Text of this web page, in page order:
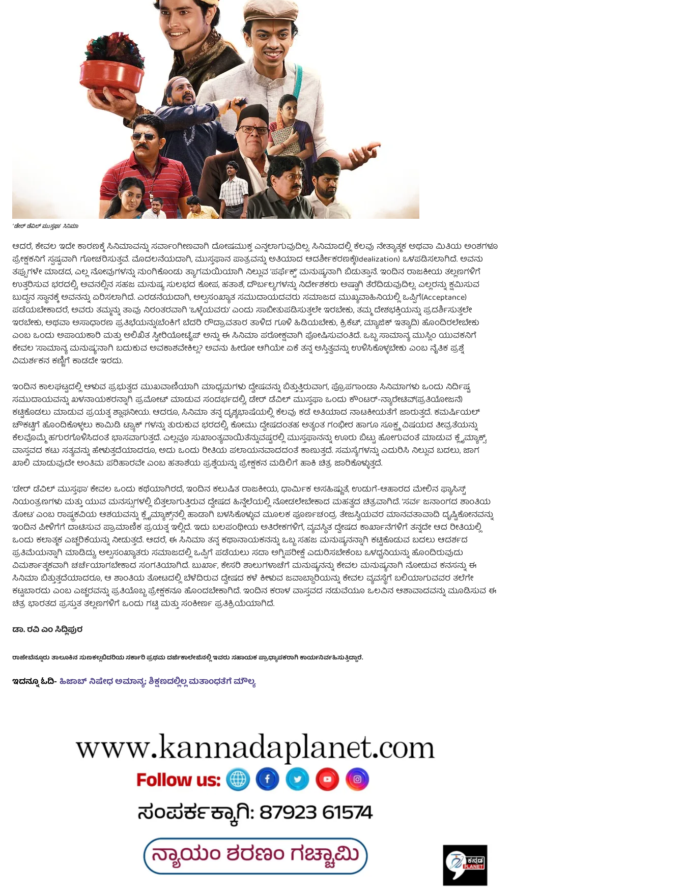
‘ಡೇರ್ ಡೆವಿಲ್ ಮುಸ್ತಫಾ’ ಸಿನಿಮಾ
ಆದರೆ, ಕೇವಲ ಇದೇ ಕಾರಣಕ್ಕೆ ಸಿನಿಮಾವನ್ನು ಸರ್ವಾಂಗೀಣವಾಗಿ ದೋಷಮುಕ್ತ ಎನ್ನಲಾಗುವುದಿಲ್ಲ. ಸಿನಿಮಾದಲ್ಲಿ ಕೆಲವು ನೇತ್ಯಾತ್ಮಕ ಅಥವಾ ಮಿತಿಯ ಅಂಶಗಳೂ
ಪ್ರೇಕ್ಷಕನಿಗೆ ಸ್ಪಷ್ಟವಾಗಿ ಗೋಚರಿಸುತ್ತವೆ. ಮೊದಲನೆಯದಾಗಿ, ಮುಸ್ತಫಾನ ಪಾತ್ರವನ್ನು ಅತಿಯಾದ ಆದರ್ಶೀಕರಣಕ್ಕೆ(Idealization) ಒಳಪಡಿಸಲಾಗಿದೆ. ಅವನು
ತಪ್ಪುಗಳೇ ಮಾಡದ, ಎಲ್ಲ ನೋವುಗಳನ್ನು ನುಂಗಿಕೊಂಡು ತ್ಯಾಗಮಯಿಯಾಗಿ ನಿಲ್ಲುವ ‘ಪರ್ಫೆಕ್ಟ್’ ಮನುಷ್ಯನಾಗಿ ಬಿಡುತ್ತಾನೆ. ಇಂದಿನ ರಾಜಕೀಯ ತಲ್ಲಣಗಳಿಗೆ
ಉತ್ತರಿಸುವ ಭರದಲ್ಲಿ, ಅವನಲ್ಲಿನ ಸಹಜ ಮನುಷ್ಯ ಸುಲಭದ ಕೋಪ, ಹತಾಶೆ, ದೌರ್ಬಲ್ಯಗಳನ್ನು ನಿರ್ದೇಶಕರು ಅಷ್ಟಾಗಿ ತೆರೆದಿಡುವುದಿಲ್ಲ. ಎಲ್ಲರನ್ನು ಕ್ಷಮಿಸುವ
ಬುದ್ಧನ ಸ್ಥಾನಕ್ಕೆ ಅವನನ್ನು ಏರಿಸಲಾಗಿದೆ. ಎರಡನೆಯದಾಗಿ, ಅಲ್ಪಸಂಖ್ಯಾತ ಸಮುದಾಯದವರು ಸಮಾಜದ ಮುಖ್ಯವಾಹಿನಿಯಲ್ಲಿ ಒಪ್ಪಿಗೆ(Acceptance)
ಪಡೆಯಬೇಕಾದರೆ, ಅವರು ತಮ್ಮನ್ನು ತಾವು ನಿರಂತರವಾಗಿ ‘ಒಳ್ಳೆಯವರು’ ಎಂದು ಸಾಬೀತುಪಡಿಸುತ್ತಲೇ ಇರಬೇಕು, ತಮ್ಮ ದೇಶಭಕ್ತಿಯನ್ನು ಪ್ರದರ್ಶಿಸುತ್ತಲೇ
ಇರಬೇಕು, ಅಥವಾ ಅಸಾಧಾರಣ ಪ್ರತಿಭೆಯನ್ನು(ಬೆಂಕಿಗೆ ಬೆದರಿ ರೌದ್ರಾವತಾರ ತಾಳಿದ ಗೂಳಿ ಹಿಡಿಯಬೇಕು, ಕ್ರಿಕೆಟ್, ಮ್ಯಾಜಿಕ್ ಇತ್ಯಾದಿ) ಹೊಂದಿರಲೇಬೇಕು
ಎಂಬ ಒಂದು ಅಪಾಯಕಾರಿ ಮತ್ತು ಅಲಿಖಿತ ಸ್ಟೀರಿಯೋಟೈಪ್ ಅನ್ನು ಈ ಸಿನಿಮಾ ಪರೋಕ್ಷವಾಗಿ ಪೋಷಿಸುವಂತಿದೆ. ಒಬ್ಬ ಸಾಮಾನ್ಯ ಮುಸ್ಲಿಂ ಯುವಕನಿಗೆ
ಕೇವಲ ‘ಸಾಮಾನ್ಯ ಮನುಷ್ಯ’ನಾಗಿ ಬದುಕುವ ಅವಕಾಶವೇಕಿಲ್ಲ? ಅವನು ಹೀರೋ ಆಗಿಯೇ ಏಕೆ ತನ್ನ ಅಸ್ತಿತ್ವವನ್ನು ಉಳಿಸಿಕೊಳ್ಳಬೇಕು ಎಂಬ ನೈತಿಕ ಪ್ರಶ್ನೆ
ವಿಮರ್ಶಕನ ಕಣ್ಣಿಗೆ ಕಾಡದೇ ಇರದು.
ಇಂದಿನ ಕಾಲಘಟ್ಟದಲ್ಲಿ ಆಳುವ ಪ್ರಭುತ್ವದ ಮುಖವಾಣಿಯಾಗಿ ಮಾಧ್ಯಮಗಳು ದ್ವೇಷವನ್ನು ಬಿತ್ತುತ್ತಿರುವಾಗ, ಪ್ರೊಪಗಾಂಡಾ ಸಿನಿಮಾಗಳು ಒಂದು ನಿರ್ದಿಷ್ಟ
ಸಮುದಾಯವನ್ನು ಖಳನಾಯಕರನ್ನಾಗಿ ಪ್ರಮೋಟ್ ಮಾಡುವ ಸಂದರ್ಭದಲ್ಲಿ, ಡೇರ್ ಡೆವಿಲ್ ಮುಸ್ತಫಾ ಒಂದು ಕೌಂಟರ್-ನ್ಯಾರೇಟಿವ್(ಪ್ರತಿಯೋಜನೆ)
ಕಟ್ಟಿಕೊಡಲು ಮಾಡುವ ಪ್ರಯತ್ನ ಶ್ಲಾಘನೀಯ. ಆದರೂ, ಸಿನಿಮಾ ತನ್ನ ದೃಶ್ಯಭಾಷೆಯಲ್ಲಿ ಕೆಲವು ಕಡೆ ಅತಿಯಾದ ನಾಟಕೀಯತೆಗೆ ಜಾರುತ್ತದೆ. ಕಮರ್ಷಿಯಲ್
ಚೌಕಟ್ಟಿಗೆ ಹೊಂದಿಕೊಳ್ಳಲು ಕಾಮಿಡಿ ಟ್ರ್ಯಾಕ್ ಗಳನ್ನು ತುರುಕುವ ಭರದಲ್ಲಿ, ಕೋಮು ದ್ವೇಷದಂತಹ ಅತ್ಯಂತ ಗಂಭೀರ ಹಾಗೂ ಸೂಕ್ಷ್ಮ ವಿಷಯದ ತೀವ್ರತೆಯನ್ನು
ಕೆಲವೊಮ್ಮೆ ಹಗುರಗೊಳಿಸಿದಂತೆ ಭಾಸವಾಗುತ್ತದೆ. ಎಲ್ಲವೂ ಸುಖಾಂತ್ಯವಾಯಿತೆನ್ನುವಷ್ಟರಲ್ಲಿ ಮುಸ್ತಫಾನನ್ನು ಊರು ಬಿಟ್ಟು ಹೋಗುವಂತೆ ಮಾಡುವ ಕ್ಲೈಮ್ಯಾಕ್ಸ್,
ವಾಸ್ತವದ ಕಟು ಸತ್ಯವನ್ನು ಹೇಳುತ್ತದೆಯಾದರೂ, ಅದು ಒಂದು ರೀತಿಯ ಪಲಾಯನವಾದದಂತೆ ಕಾಣುತ್ತದೆ. ಸಮಸ್ಯೆಗಳನ್ನು ಎದುರಿಸಿ ನಿಲ್ಲುವ ಬದಲು, ಜಾಗ
ಖಾಲಿ ಮಾಡುವುದೇ ಅಂತಿಮ ಪರಿಹಾರವೇ ಎಂಬ ಹತಾಶೆಯ ಪ್ರಶ್ನೆಯನ್ನು ಪ್ರೇಕ್ಷಕನ ಮಡಿಲಿಗೆ ಹಾಕಿ ಚಿತ್ರ ಜಾರಿಕೊಳ್ಳುತ್ತದೆ.
‘ಡೇರ್ ಡೆವಿಲ್ ಮುಸ್ತಫಾ’ ಕೇವಲ ಒಂದು ಕಥೆಯಾಗಿರದೆ, ಇಂದಿನ ಕಲುಷಿತ ರಾಜಕೀಯ, ಧಾರ್ಮಿಕ ಅಸಹಿಷ್ಣುತೆ, ಉಡುಗೆ-ಆಹಾರದ ಮೇಲಿನ ಫ್ಯಾಸಿಸ್ಟ್
ನಿಯಂತ್ರಣಗಳು ಮತ್ತು ಯುವ ಮನಸ್ಸುಗಳಲ್ಲಿ ಬಿತ್ತಲಾಗುತ್ತಿರುವ ದ್ವೇಷದ ಹಿನ್ನೆಲೆಯಲ್ಲಿ ನೋಡಲೇಬೇಕಾದ ಮಹತ್ವದ ಚಿತ್ರವಾಗಿದೆ. ‘ಸರ್ವ ಜನಾಂಗದ ಶಾಂತಿಯ
ತೋಟ’ ಎಂಬ ರಾಷ್ಟ್ರಕವಿಯ ಆಶಯವನ್ನು ಕ್ಲೈಮ್ಯಾಕ್ಸ್‌ನಲ್ಲಿ ಹಾಡಾಗಿ ಬಳಸಿಕೊಳ್ಳುವ ಮೂಲಕ ಪೂರ್ಣಚಂದ್ರ ತೇಜಸ್ವಿಯವರ ಮಾನವತಾವಾದಿ ದೃಷ್ಟಿಕೋನವನ್ನು
ಇಂದಿನ ಪೀಳಿಗೆಗೆ ದಾಟಿಸುವ ಪ್ರಾಮಾಣಿಕ ಪ್ರಯತ್ನ ಇಲ್ಲಿದೆ. ಇದು ಬಲಪಂಥೀಯ ಅತಿರೇಕಗಳಿಗೆ, ವ್ಯವಸ್ಥಿತ ದ್ವೇಷದ ಕಾರ್ಖಾನೆಗಳಿಗೆ ತನ್ನದೇ ಆದ ರೀತಿಯಲ್ಲಿ
ಒಂದು ಕಲಾತ್ಮಕ ಎಚ್ಚರಿಕೆಯನ್ನು ನೀಡುತ್ತದೆ. ಆದರೆ, ಈ ಸಿನಿಮಾ ತನ್ನ ಕಥಾನಾಯಕನನ್ನು ಒಬ್ಬ ಸಹಜ ಮನುಷ್ಯನನ್ನಾಗಿ ಕಟ್ಟಿಕೊಡುವ ಬದಲು ಆದರ್ಶದ
ಪ್ರತಿಮೆಯನ್ನಾಗಿ ಮಾಡಿದ್ದು, ಅಲ್ಪಸಂಖ್ಯಾತರು ಸಮಾಜದಲ್ಲಿ ಒಪ್ಪಿಗೆ ಪಡೆಯಲು ಸದಾ ಅಗ್ನಿಪರೀಕ್ಷೆ ಎದುರಿಸಬೇಕೆಂಬ ಒಳಧ್ವನಿಯನ್ನು ಹೊಂದಿರುವುದು
ವಿಮರ್ಶಾತ್ಮಕವಾಗಿ ಚರ್ಚೆಯಾಗಬೇಕಾದ ಸಂಗತಿಯಾಗಿದೆ. ಬುರ್ಖಾ, ಕೇಸರಿ ಶಾಲುಗಳಾಚೆಗೆ ಮನುಷ್ಯನನ್ನು ಕೇವಲ ಮನುಷ್ಯನಾಗಿ ನೋಡುವ ಕನಸನ್ನು ಈ
ಸಿನಿಮಾ ಬಿತ್ತುತ್ತದೆಯಾದರೂ, ಆ ಶಾಂತಿಯ ತೋಟದಲ್ಲಿ ಬೆಳೆದಿರುವ ದ್ವೇಷದ ಕಳೆ ಕೀಳುವ ಜವಾಬ್ದಾರಿಯನ್ನು ಕೇವಲ ವ್ಯವಸ್ಥೆಗೆ ಬಲಿಯಾಗುವವರ ತಲೆಗೇ
ಕಟ್ಟಬಾರದು ಎಂಬ ಎಚ್ಚರವನ್ನು ಪ್ರತಿಯೊಬ್ಬ ಪ್ರೇಕ್ಷಕನೂ ಹೊಂದಬೇಕಾಗಿದೆ. ಇಂದಿನ ಕರಾಳ ವಾಸ್ತವದ ನಡುವೆಯೂ ಒಲವಿನ ಆಶಾವಾದವನ್ನು ಮೂಡಿಸುವ ಈ
ಚಿತ್ರ ಭಾರತದ ಪ್ರಸ್ತುತ ತಲ್ಲಣಗಳಿಗೆ ಒಂದು ಗಟ್ಟಿ ಮತ್ತು ಸಂಕೀರ್ಣ ಪ್ರತಿಕ್ರಿಯೆಯಾಗಿದೆ.
ಡಾ. ರವಿ ಎಂ ಸಿದ್ಲಿಪುರ
ರಾಣೇಬೆನ್ನೂರು ತಾಲೂಕಿನ ಸುಣಕಲ್ಲಬಿದರಿಯ ಸರ್ಕಾರಿ ಪ್ರಥಮ ದರ್ಜೆಕಾಲೇಜಿನಲ್ಲಿ ಇವರು ಸಹಾಯಕ ಪ್ರಾಧ್ಯಾಪಕರಾಗಿ ಕಾರ್ಯನಿರ್ವಹಿಸುತ್ತಿದ್ದಾರೆ.
ಇದನ್ನೂ ಓದಿ-ಹಿಜಾಬ್ ನಿಷೇಧ ಅಮಾನ್ಯ; ಶಿಕ್ಷಣದಲ್ಲಿಲ್ಲ ಮತಾಂಧತೆಗೆ ಮೌಲ್ಯ